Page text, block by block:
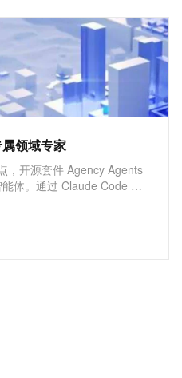
领域专家
，开源套件 Agency Agents
体。通过 Claude Code 一
升级为可用即战力的组织